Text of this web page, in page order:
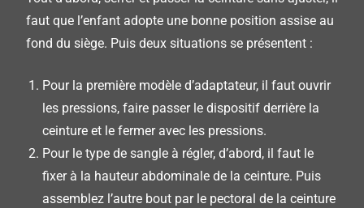
faut que l’enfant adopte une bonne position assise au
fond du siège. Puis deux situations se présentent :
Pourla première modèle d’adaptateur, il faut ouvrir
les pressions, faire passer le dispositif derrière la
ceinture et le fermeravec les pressions.
Pourle type de sangle à régler, d’abord, il faut le
fixer à la hauteur abdominale de la ceinture. Puis
assemblez l’autre bout par le pectoral de la ceinture